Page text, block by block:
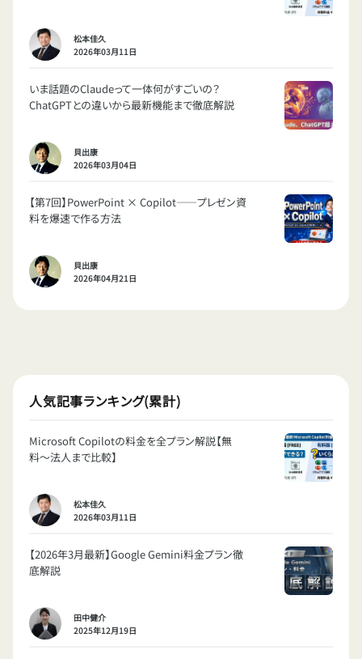
松本佳久
2026年03月11日
いま話題のClaudeって一体何がすごいの？
ChatGPTとの違いから最新機能まで徹底解説
貝出康
2026年03月04日
【第7回】PowerPoint × Copilot——プレゼン資
料を爆速で作る方法
貝出康
2026年04月21日
人気記事ランキング(累計)
Microsoft Copilotの料金を全プラン解説【無
料〜法人まで比較】
松本佳久
2026年03月11日
【2026年3月最新】Google Gemini料金プラン徹
底解説
田中健介
2025年12月19日